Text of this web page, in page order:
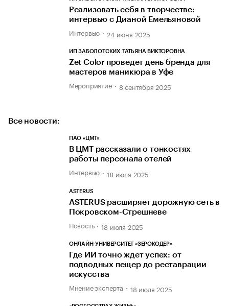
Реализовать себя в творчестве:
интервью с Дианой Емельяновой
Интервью 24 июня 2025
ИП ЗАБОЛОТСКИХ ТАТЬЯНА ВИКТОРОВНА
Zet Color проведет день бренда для
мастеров маникюра в Уфе
Мероприятие 8 сентября 2025
Все новости:
ПАО «ЦМТ»
В ЦМТ рассказали о тонкостях
работы персонала отелей
Интервью 18 июля 2025
ASTERUS
ASTERUS расширяет дорожную сеть в
Покровском-Стрешневе
Новость 18 июля 2025
ОНЛАЙН-УНИВЕРСИТЕТ «ЗЕРОКОДЕР»
Где ИИ точно ждет успех: от
подводных пещер до реставрации
искусства
Мнение эксперта 18 июля 2025